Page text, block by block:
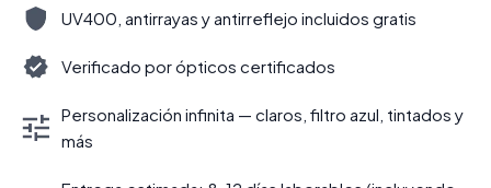
UV400, antirrayas y antirreflejo incluidos gratis
Verificado por ópticos certificados
Personalización infinita — claros, filtro azul, tintados y
más